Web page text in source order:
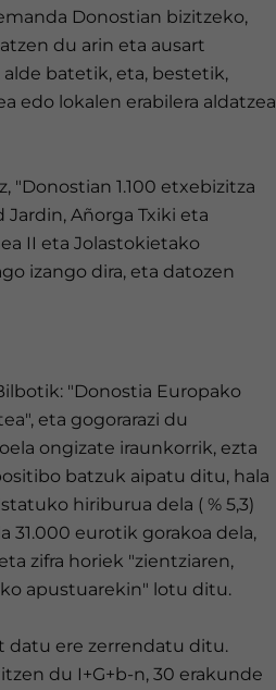
Donostian bizitzeko,
du arin eta ausart
batetik, eta, bestetik,
edo lokalen erabilera aldatzea
"Donostian 1.100 etxebizitza
Añorga Txiki eta
II eta Jolastokietako
izango dira, eta datozen
"Donostia Europako
eta gogorarazi du
ongizate iraunkorrik, ezta
batzuk aipatu ditu, hala
hiriburua dela ( % 5,3)
31.000 eurotik gorakoa dela,
zifra horiek "zientziaren,
apustuarekin" lotu ditu.
datu ere zerrendatu ditu.
du I+G+b-n, 30 erakunde